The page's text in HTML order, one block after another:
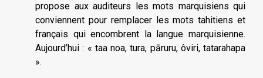
propose aux auditeurs les mots marquisiens qui
conviennent pour remplacer les mots tahitiens et
français qui encombrent la langue marquisienne.
Aujourd’hui : « taa noa, tura, pāruru, ôviri, tatarahapa
».